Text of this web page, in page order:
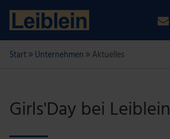
Start Unternehmen Aktuelles
Girls'Day bei Leiblein